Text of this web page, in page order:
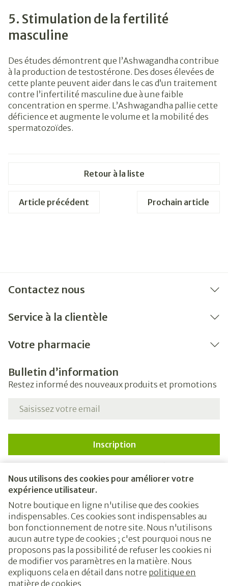
Nous utilisons des cookies pour améliorer votre
expérience utilisateur.
Notre boutique en ligne n'utilise que des cookies
indispensables. Ces cookies sont indispensables au
bon fonctionnement de notre site. Nous n'utilisons
aucun autre type de cookies ; c'est pourquoi nous ne
proposons pas la possibilité de refuser les cookies ni
de modifier vos paramètres en la matière. Nous
expliquons cela en détail dans notre politique en
matière de cookies
5. Stimulation de la fertilité
masculine
Des études démontrent que l’Ashwagandha contribue
à la production de testostérone. Des doses élevées de
cette plante peuvent aider dans le cas d’un traitement
contre l’infertilité masculine due à une faible
concentration en sperme. L’Ashwagandha pallie cette
déficience et augmente le volume et la mobilité des
spermatozoïdes.
Retour à la liste
Article précédent Prochain article
Contactez nous
Service à la clientèle
Votre pharmacie
Bulletin d’information
Restez informé des nouveaux produits et promotions
Inscription
newsletter et acceptez notrepolitique de confidentialité
Liens légaux